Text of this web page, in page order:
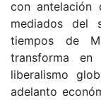
con antelación
mediados del
tiempos de
transforma
liberalismo
adelanto